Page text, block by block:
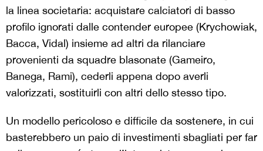
la linea societaria: acquistare calciatori di basso
profilo ignorati dalle contender europee (Krychowiak,
Bacca, Vidal) insieme ad altri da rilanciare
provenienti da squadre blasonate (Gameiro,
Banega, Rami), cederli appena dopo averli
valorizzati, sostituirli con altri dello stesso tipo.
Un modello pericoloso e difficile da sostenere, in cui
basterebbero un paio di investimenti sbagliati per far